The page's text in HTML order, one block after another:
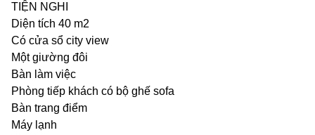
TIỆN NGHI
Diện tích 40 m2
Có cửa sổ city view
Một giường đôi
Bàn làm việc
Phòng tiếp khách có bộ ghế sofa
Bàn trang điểm
Máy lạnh